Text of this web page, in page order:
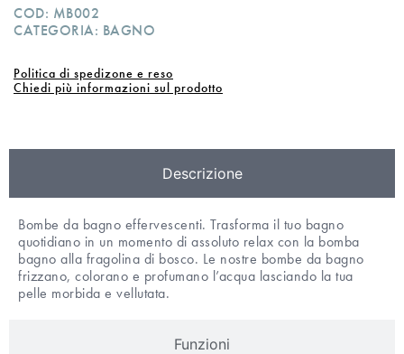
COD: MB002
CATEGORIA: BAGNO
Politica di spedizone e reso
Chiedi più informazioni sul prodotto
Descrizione
Funzioni
Bombe da bagno effervescenti. Trasforma il tuo bagno
quotidiano in un momento di assoluto relax con la bomba
bagno alla fragolina di bosco. Le nostre bombe da bagno
frizzano, colorano e profumano l’acqua lasciando la tua
pelle morbida e vellutata.